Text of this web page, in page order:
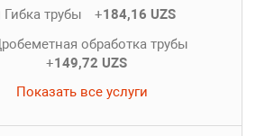
Гибка трубы
+184,16 UZS
обработка трубы
+149,72 UZS
Показать все услуги